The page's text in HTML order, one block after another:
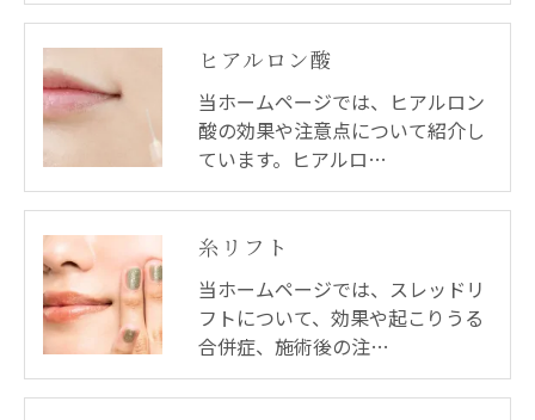
ヒアルロン酸
当ホームページでは、ヒアルロン
酸の効果や注意点について紹介し
ています。ヒアルロ…
糸リフト
当ホームページでは、スレッドリ
フトについて、効果や起こりうる
合併症、施術後の注…